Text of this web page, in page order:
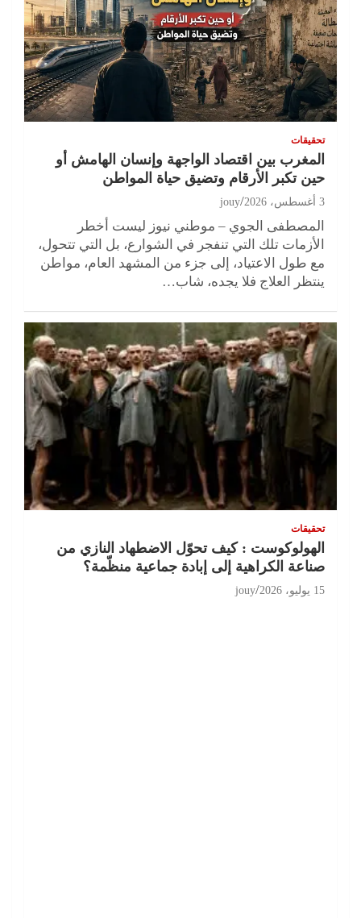
تحقيقات
المغرب بين اقتصاد الواجهة وإنسان الهامش أو
حين تكبر الأرقام وتضيق حياة المواطن
3 أغسطس، 2026 jouy
المصطفى الجوي – موطني نيوز ليست أخطر
الأزمات تلك التي تنفجر في الشوارع، بل التي تتحول،
مع طول الاعتياد، إلى جزء من المشهد العام، مواطن
ينتظر العلاج فلا يجده، شاب…
تحقيقات
الهولوكوست : كيف تحوّل الاضطهاد النازي من
صناعة الكراهية إلى إبادة جماعية منظّمة؟
15 يوليو، 2026 jouy